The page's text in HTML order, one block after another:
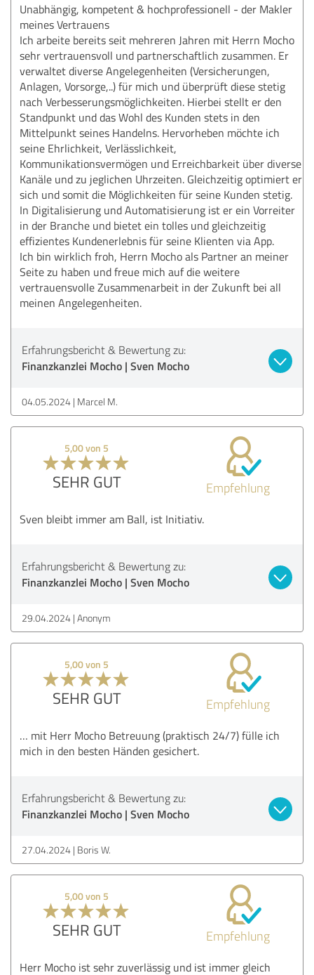
Unabhängig, kompetent & hochprofessionell - der Makler
meines Vertrauens
Ich arbeite bereits seit mehreren Jahren mit Herrn Mocho
sehr vertrauensvoll und partnerschaftlich zusammen. Er
verwaltet diverse Angelegenheiten (Versicherungen,
Anlagen, Vorsorge,..) für mich und überprüft diese stetig
nach Verbesserungsmöglichkeiten. Hierbei stellt er den
Standpunkt und das Wohl des Kunden stets in den
Mittelpunkt seines Handelns. Hervorheben möchte ich
seine Ehrlichkeit, Verlässlichkeit,
Kommunikationsvermögen und Erreichbarkeit über diverse
Kanäle und zu jeglichen Uhrzeiten. Gleichzeitig optimiert er
sich und somit die Möglichkeiten für seine Kunden stetig.
In Digitalisierung und Automatisierung ist er ein Vorreiter
in der Branche und bietet ein tolles und gleichzeitig
effizientes Kundenerlebnis für seine Klienten via App.
Ich bin wirklich froh, Herrn Mocho als Partner an meiner
Seite zu haben und freue mich auf die weitere
vertrauensvolle Zusammenarbeit in der Zukunft bei all
meinen Angelegenheiten.
Erfahrungsbericht & Bewertung zu:
Finanzkanzlei Mocho | Sven Mocho
04.05.2024 Marcel M.
5,00 von 5
SEHR GUT Empfehlung
Sven bleibt immer am Ball, ist Initiativ.
Erfahrungsbericht & Bewertung zu:
Finanzkanzlei Mocho | Sven Mocho
29.04.2024 Anonym
5,00 von 5
SEHR GUT Empfehlung
… mit Herr Mocho Betreuung (praktisch 24/7) fülle ich
mich in den besten Händen gesichert.
Erfahrungsbericht & Bewertung zu:
Finanzkanzlei Mocho | Sven Mocho
27.04.2024 Boris W.
5,00 von 5
SEHR GUT Empfehlung
Herr Mocho ist sehr zuverlässig und ist immer gleich